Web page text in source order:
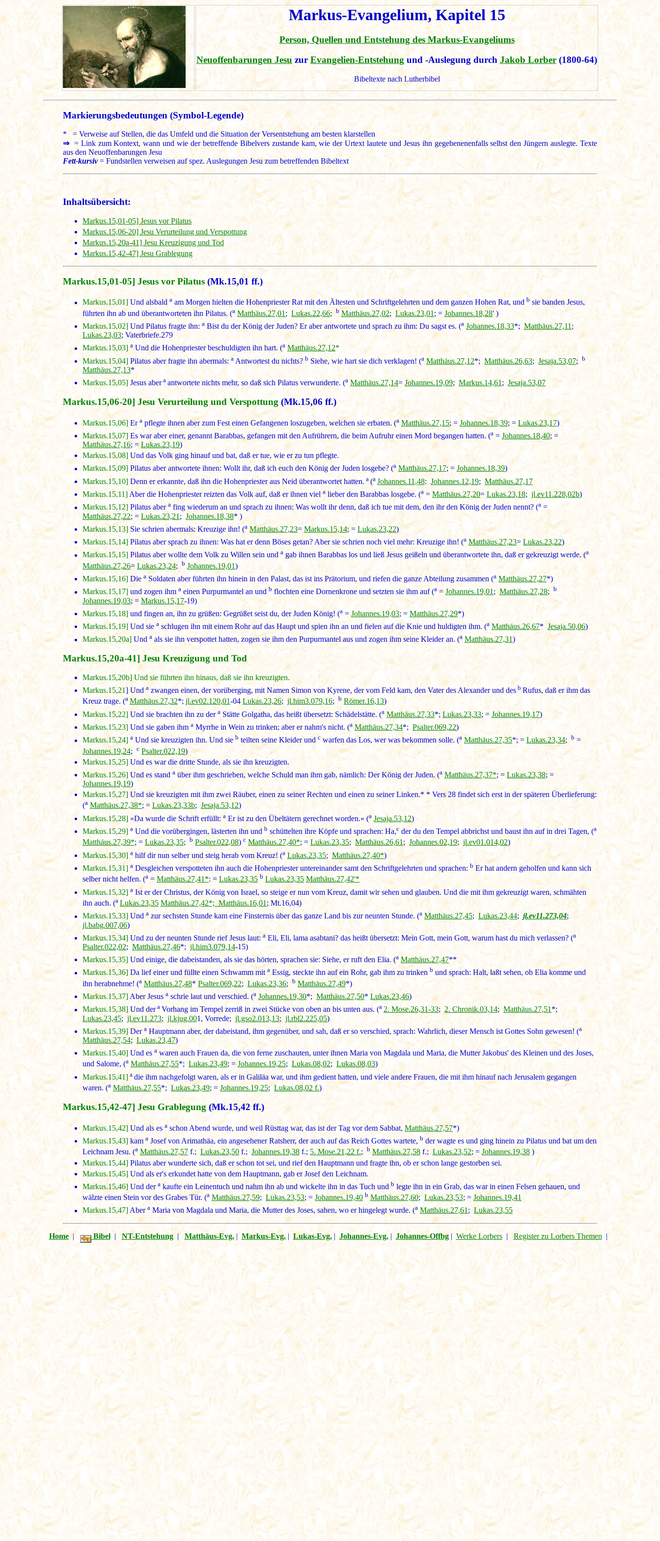
Markus-Evangelium, Kapitel 15
Person, Quellen und Entstehung des Markus-Evangeliums
Neuoffenbarungen Jesu zur Evangelien-Entstehung und -Auslegung durch Jakob Lorber (1800-64)
Bibeltexte nach Lutherbibel
Markierungsbedeutungen (Symbol-Legende)
* = Verweise auf Stellen, die das Umfeld und die Situation der Versentstehung am besten klarstellen
⇒= Link zum Kontext, wann und wie der betreffende Bibelvers zustande kam, wie der Urtext lautete und Jesus ihn gegebenenenfalls selbst den Jüngern auslegte. Texte
aus den Neuoffenbarungen Jesu
Fett-kursiv= Fundstellen verweisen auf spez. Auslegungen Jesu zum betreffenden Bibeltext
Inhaltsübersicht:
Markus.15,01-05] Jesus vor Pilatus
Markus.15,06-20] Jesu Verurteilung und Verspottung
Markus.15,20a-41] Jesu Kreuzigung und Tod
Markus.15,42-47] Jesu Grablegung
Markus.15,01-05] Jesus vor Pilatus (Mk.15,01 ff.)
Markus.15,01] Und alsbald a am Morgen hielten die Hohenpriester Rat mit den Ältesten und Schriftgelehrten und dem ganzen Hohen Rat, und b sie banden Jesus,
führten ihn ab und überantworteten ihn Pilatus. (a Matthäus.27,01 ; Lukas.22,66; b Matthäus.27,02; Lukas.23,01 ; = Johannes.18,28' )
Markus.15,02]Und Pilatus fragte ihn: a Bist du der König der Juden? Er aber antwortete und sprach zu ihm: Du sagst es. (a Johannes.18,33*; Matthäus.27,11;
Lukas.23,03; Vaterbriefe.279
Markus.15,03] aUnd die Hohenpriester beschuldigten ihn hart. (a Matthäus.27,12*
Markus.15,04] Pilatus aber fragte ihn abermals: a Antwortest du nichts? b Siehe, wie hart sie dich verklagen! (a Matthäus.27,12*; Matthäus.26,63; Jesaja.53,07; b
Matthäus.27,13*
Markus.15,05] Jesus abera antwortete nichts mehr, so daß sich Pilatus verwunderte. (a Matthäus.27,14= Johannes.19,09;Markus.14,61 ;Jesaja.53,07
Markus.15,06-20] Jesu Verurteilung und Verspottung (Mk.15,06 ff.)
Markus.15,06] Er a pflegte ihnen aber zum Fest einen Gefangenen loszugeben, welchen sie erbaten. (a Matthäus.27,15; = Johannes.18,39; = Lukas.23,17)
Markus.15,07]Es war aber einer, genannt Barabbas, gefangen mit den Aufrührern, die beim Aufruhr einen Mord begangen hatten. (a = Johannes.18,40; =
Matthäus.27,16; =Lukas.23,19)
Markus.15,08] Und das Volk ging hinauf und bat, daß er tue, wie er zu tun pflegte.
Markus.15,09] Pilatus aber antwortete ihnen: Wollt ihr, daß ich euch den König der Juden losgebe? (a Matthäus.27,17; = Johannes.18,39)
Markus.15,10] Denn er erkannte, daß ihn die Hohenpriester aus Neid überantwortet hatten. a (a Johannes.11,48: Johannes.12,19; Matthäus.27,17
Markus.15,11] Aber die Hohenpriester reizten das Volk auf, daß er ihnen viel a lieber den Barabbas losgebe. (a = Matthäus.27,20= Lukas.23,18; jl.ev11.228,02b)
Markus.15,12] Pilatus aber a fing wiederum an und sprach zu ihnen: Was wollt ihr denn, daß ich tue mit dem, den ihr den König der Juden nennt? (a =
Matthäus.27,22; = Lukas.23,21 ; Johannes.18,38* )
Markus.15,13] Sie schrien abermals: Kreuzige ihn! (a Matthäus.27,23=Markus.15,14; = Lukas.23,22)
Markus.15,14] Pilatus aber sprach zu ihnen: Was hat er denn Böses getan? Aber sie schrien noch viel mehr: Kreuzige ihn! (a Matthäus.27,23= Lukas.23,22)
Markus.15,15] Pilatus aber wollte dem Volk zu Willen sein und a gab ihnen Barabbas los und ließ Jesus geißeln und überantwortete ihn, daß er gekreuzigt werde. (a
Matthäus.27,26= Lukas.23,24; b Johannes.19,01)
Markus.15,16] Die a Soldaten aber führten ihn hinein in den Palast, das ist ins Prätorium, und riefen die ganze Abteilung zusammen (a Matthäus.27,27*)
Markus.15,17] und zogen ihm a einen Purpurmantel an und b flochten eine Dornenkrone und setzten sie ihm auf (a = Johannes.19,01;Matthäus.27,28; b
Johannes.19,03; = Markus.15,17-19)
Markus.15,18] und fingen an, ihn zu grüßen: Gegrüßet seist du, der Juden König! (a = Johannes.19,03; = Matthäus.27,29*)
Markus.15,19] Und sie a schlugen ihn mit einem Rohr auf das Haupt und spien ihn an und fielen auf die Knie und huldigten ihm. (a Matthäus.26,67*Jesaja.50,06)
Markus.15,20a] Und a als sie ihn verspottet hatten, zogen sie ihm den Purpurmantel aus und zogen ihm seine Kleider an. (a Matthäus.27,31)
Markus.15,20a-41] Jesu Kreuzigung und Tod
Markus.15,20b] Und sie führten ihn hinaus, daß sie ihn kreuzigten.
Markus.15,21] Und a zwangen einen, der vorüberging, mit Namen Simon von Kyrene, der vom Feld kam, den Vater des Alexander und des b Rufus, daß er ihm das
Kreuz trage. (a Matthäus.27,32*; jl.ev02.120,01-04 Lukas.23,26; jl.him3.079,16;b Römer.16,13)
Markus.15,22] Und sie brachten ihn zu der a Stätte Golgatha, das heißt übersetzt: Schädelstätte. (a Matthäus.27,33*; Lukas.23,33; = Johannes.19,17)
Markus.15,23] Und sie gaben ihm a Myrrhe in Wein zu trinken; aber er nahm's nicht. (a Matthäus.27,34*; Psalter.069,22)
Markus.15,24] a Und sie kreuzigten ihn. Und sie bteilten seine Kleider und cwarfen das Los, wer was bekommen solle. (a Matthäus.27,35*; = Lukas.23,34; b =
Johannes.19,24; c Psalter.022,19)
Markus.15,25] Und es war die dritte Stunde, als sie ihn kreuzigten.
Markus.15,26] Und es stand aüber ihm geschrieben, welche Schuld man ihm gab, nämlich: Der König der Juden. (a Matthäus.27,37*; = Lukas.23,38; =
Johannes.19,19)
Markus.15,27] Und sie kreuzigten mit ihm zwei Räuber, einen zu seiner Rechten und einen zu seiner Linken.* * Vers 28 findet sich erst in der späteren Überlieferung:
(a Matthäus.27,38*; = Lukas.23,33b; Jesaja.53,12)
Markus.15,28] »Da wurde die Schrift erfüllt:a Er ist zu den Übeltätern gerechnet worden.« (a Jesaja.53,12)
Markus.15,29] a Und die vorübergingen, lästerten ihn und b schüttelten ihre Köpfe und sprachen: Ha,c der du den Tempel abbrichst und baust ihn auf in drei Tagen, (a
Matthäus.27,39*; = Lukas.23,35;b Psalter.022,08) c Matthäus.27,40*; = Lukas.23,35; Matthäus.26,61; Johannes.02,19;jl.ev01.014,02)
Markus.15,30] a hilf dir nun selber und steig herab vom Kreuz! (a Lukas.23,35; Matthäus.27,40*)
Markus.15,31] aDesgleichen verspotteten ihn auch die Hohenpriester untereinander samt den Schriftgelehrten und sprachen: b Er hat andern geholfen und kann sich
selber nicht helfen. (a =Matthäus.27,41*: = Lukas.23,35 b Lukas.23,35 Matthäus.27,42'*
Markus.15,32] a Ist er der Christus, der König von Israel, so steige er nun vom Kreuz, damit wir sehen und glauben. Und die mit ihm gekreuzigt waren, schmähten
ihn auch. (a Lukas.23,35 Matthäus.27,42*;Matthäus.16,01 ; Mt.16,04)
Markus.15,33] Und a zur sechsten Stunde kam eine Finsternis über das ganze Land bis zur neunten Stunde. (a Matthäus.27,45; Lukas.23,44; jl.ev11.273,04;
jl.babg.007,06)
Markus.15,34] Und zu der neunten Stunde rief Jesus laut: aEli, Eli, lama asabtani? das heißt übersetzt: Mein Gott, mein Gott, warum hast du mich verlassen? (a
Psalter.022,02; Matthäus.27,46*; jl.him3.079,14-15)
Markus.15,35]Und einige, die dabeistanden, als sie das hörten, sprachen sie: Siehe, er ruft den Elia. (a Matthäus.27,47**
Markus.15,36]Da lief einer und füllte einen Schwamm mit aEssig, steckte ihn auf ein Rohr, gab ihm zu trinken b und sprach: Halt, laßt sehen, ob Elia komme und
ihn herabnehme! (a Matthäus.27,48*Psalter.069,22; Lukas.23,36;b Matthäus.27,49*)
Markus.15,37] Aber Jesus a schrie laut und verschied. (a Johannes.19,30*; Matthäus.27,50* Lukas.23,46)
Markus.15,38]Und dera Vorhang im Tempel zerriß in zwei Stücke von oben an bis unten aus. (a 2. Mose.26,31-33; 2. Chronik.03,14;Matthäus.27,51*;
Lukas.23,45;jl.ev11.273; jl.kjug.001, Vorrede; jl.gso2.013,13;jl.rbl2.225,05)
Markus.15,39]Der aHauptmann aber, der dabeistand, ihm gegenüber, und sah, daß er so verschied, sprach: Wahrlich, dieser Mensch ist Gottes Sohn gewesen! (a
Matthäus.27,54; Lukas.23,47)
Markus.15,40] Und es awaren auch Frauen da, die von ferne zuschauten, unter ihnen Maria von Magdala und Maria, die Mutter Jakobus' des Kleinen und des Joses,
und Salome, (a Matthäus.27,55*;Lukas.23,49; =Johannes.19,25; Lukas.08,02;Lukas.08,03)
Markus.15,41] a die ihm nachgefolgt waren, als er in Galiläa war, und ihm gedient hatten, und viele andere Frauen, die mit ihm hinauf nach Jerusalem gegangen
waren. (a Matthäus.27,55*; Lukas.23,49; = Johannes.19,25;Lukas.08,02 f.)
Markus.15,42-47] Jesu Grablegung (Mk.15,42 ff.)
Markus.15,42] Und als es aschon Abend wurde, und weil Rüsttag war, das ist der Tag vor dem Sabbat, Matthäus.27,57*)
Markus.15,43]kam a Josef von Arimathäa, ein angesehener Ratsherr, der auch auf das Reich Gottes wartete, b der wagte es und ging hinein zu Pilatus und bat um den
Leichnam Jesu. (a Matthäus.27,57f.; Lukas.23,50 f.; Johannes.19,38 f.; 5. Mose.21,22 f.; b Matthäus.27,58 f.; Lukas.23,52; =Johannes.19,38 )
Markus.15,44] Pilatus aber wunderte sich, daß er schon tot sei, und rief den Hauptmann und fragte ihn, ob er schon lange gestorben sei.
Markus.15,45] Und als er's erkundet hatte von dem Hauptmann, gab er Josef den Leichnam.
Markus.15,46] Und dera kaufte ein Leinentuch und nahm ihn ab und wickelte ihn in das Tuch und blegte ihn in ein Grab, das war in einen Felsen gehauen, und
wälzte einen Stein vor des Grabes Tür. (a Matthäus.27,59;Lukas.23,53; = Johannes.19,40 b Matthäus.27,60;Lukas.23,53; = Johannes.19,41
Markus.15,47]Aber a Maria von Magdala und Maria, die Mutter des Joses, sahen, wo er hingelegt wurde. (a Matthäus.27,61; Lukas.23,55
Home| Bibel|NT-Entstehung| Matthäus-Evg.| Markus-Evg.| Lukas-Evg.| Johannes-Evg.| Johannes-Offbg| Werke Lorbers|Register zu Lorbers Themen |